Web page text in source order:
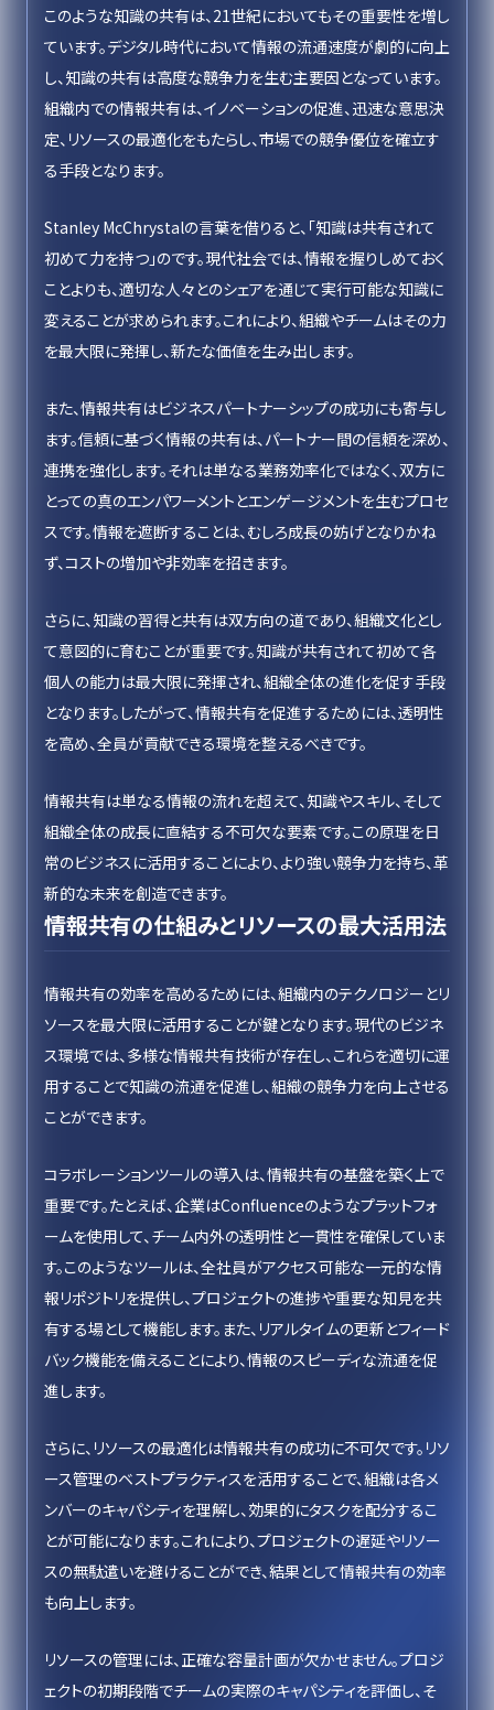
このような知識の共有は、21世紀においてもその重要性を増し
ています。デジタル時代において情報の流通速度が劇的に向上
し、知識の共有は高度な競争力を生む主要因となっています。
組織内での情報共有は、イノベーションの促進、迅速な意思決
定、リソースの最適化をもたらし、市場での競争優位を確立す
る手段となります。
Stanley McChrystalの言葉を借りると、「知識は共有されて
初めて力を持つ」のです。現代社会では、情報を握りしめておく
ことよりも、適切な人々とのシェアを通じて実行可能な知識に
変えることが求められます。これにより、組織やチームはその力
を最大限に発揮し、新たな価値を生み出します。
また、情報共有はビジネスパートナーシップの成功にも寄与し
ます。信頼に基づく情報の共有は、パートナー間の信頼を深め、
連携を強化します。それは単なる業務効率化ではなく、双方に
とっての真のエンパワーメントとエンゲージメントを生むプロセ
スです。情報を遮断することは、むしろ成長の妨げとなりかね
ず、コストの増加や非効率を招きます。
さらに、知識の習得と共有は双方向の道であり、組織文化とし
て意図的に育むことが重要です。知識が共有されて初めて各
個人の能力は最大限に発揮され、組織全体の進化を促す手段
となります。したがって、情報共有を促進するためには、透明性
を高め、全員が貢献できる環境を整えるべきです。
情報共有は単なる情報の流れを超えて、知識やスキル、そして
組織全体の成長に直結する不可欠な要素です。この原理を日
常のビジネスに活用することにより、より強い競争力を持ち、革
新的な未来を創造できます。
情報共有の仕組みとリソースの最大活用法
情報共有の効率を高めるためには、組織内のテクノロジーとリ
ソースを最大限に活用することが鍵となります。現代のビジネ
ス環境では、多様な情報共有技術が存在し、これらを適切に運
用することで知識の流通を促進し、組織の競争力を向上させる
ことができます。
コラボレーションツールの導入は、情報共有の基盤を築く上で
重要です。たとえば、企業はConfluenceのようなプラットフォ
ームを使用して、チーム内外の透明性と一貫性を確保していま
す。このようなツールは、全社員がアクセス可能な一元的な情
報リポジトリを提供し、プロジェクトの進捗や重要な知見を共
有する場として機能します。また、リアルタイムの更新とフィード
バック機能を備えることにより、情報のスピーディな流通を促
進します。
さらに、リソースの最適化は情報共有の成功に不可欠です。リソ
ース管理のベストプラクティスを活用することで、組織は各メ
ンバーのキャパシティを理解し、効果的にタスクを配分するこ
とが可能になります。これにより、プロジェクトの遅延やリソー
スの無駄遣いを避けることができ、結果として情報共有の効率
も向上します。
リソースの管理には、正確な容量計画が欠かせません。プロジ
ェクトの初期段階でチームの実際のキャパシティを評価し、そ